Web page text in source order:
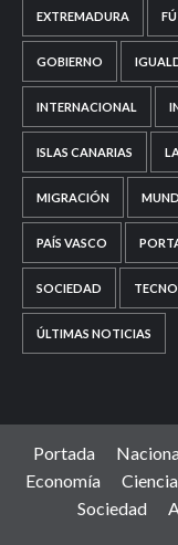
EXTREMADURA
GOBIERNO
INTERNACIONAL
ISLAS CANARIAS
MIGRACIÓN
PAÍS VASCO
SOCIEDAD
ÚLTIMAS NOTICIAS
Portada
Economía
Ciencia
Sociedad